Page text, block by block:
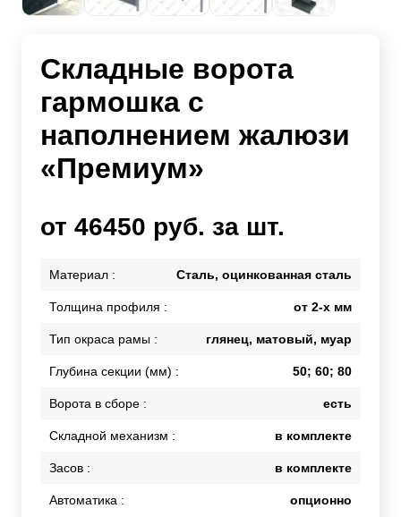
Складные ворота
гармошка с
наполнением жалюзи
«Премиум»
от 46450 руб. за шт.
Материал : Сталь, оцинкованная сталь
Толщина профиля : от 2-х мм
Тип окраса рамы : глянец, матовый, муар
Глубина секции (мм) : 50; 60; 80
Ворота в сборе : есть
Складной механизм : в комплекте
Засов : в комплекте
Автоматика : опционно